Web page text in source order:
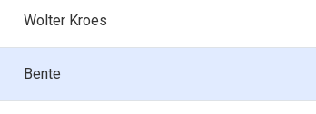
Wolter Kroes
Bente